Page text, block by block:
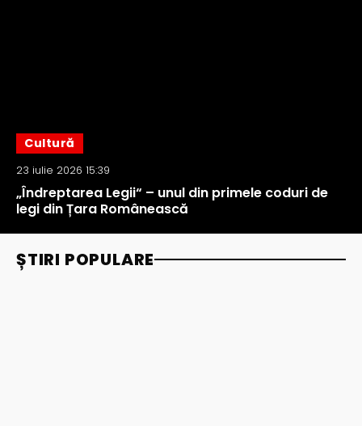
Cultură
23 iulie 2026 15:39
„Îndreptarea Legii“ – unul din primele coduri de
legi din Țara Românească
ȘTIRI POPULARE